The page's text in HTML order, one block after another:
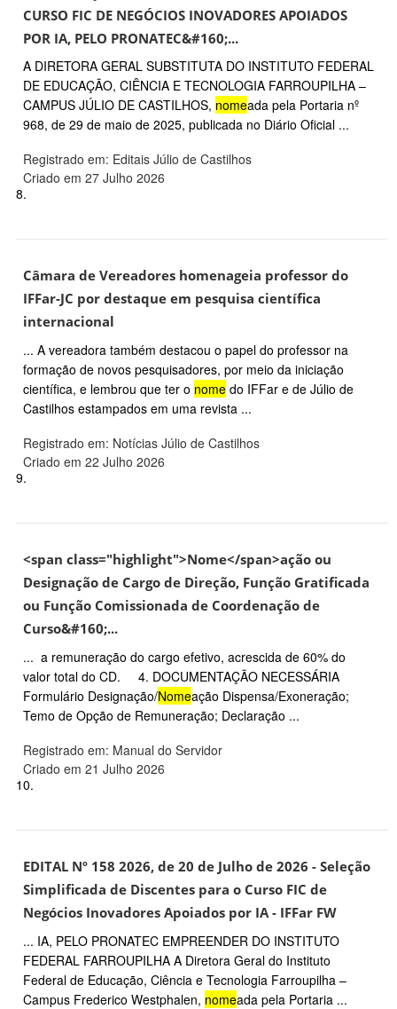
CURSO FIC DE NEGÓCIOS INOVADORES APOIADOS
POR IA, PELO PRONATEC&#160;...
A DIRETORA GERAL SUBSTITUTA DO INSTITUTO FEDERAL
DE EDUCAÇÃO, CIÊNCIA E TECNOLOGIA FARROUPILHA –
CAMPUS JÚLIO DE CASTILHOS, nomeada pela Portaria nº
968, de 29 de maio de 2025, publicada no Diário Oficial ...
Registrado em: Editais Júlio de Castilhos
Criado em 27 Julho 2026
8.
Câmara de Vereadores homenageia professor do
IFFar-JC por destaque em pesquisa científica
internacional
... A vereadora também destacou o papel do professor na
formação de novos pesquisadores, por meio da iniciação
científica, e lembrou que ter o nome do IFFar e de Júlio de
Castilhos estampados em uma revista ...
Registrado em: Notícias Júlio de Castilhos
Criado em 22 Julho 2026
9.
<span class="highlight">Nome</span>ação ou
Designação de Cargo de Direção, Função Gratificada
ou Função Comissionada de Coordenação de
Curso&#160;...
... a remuneração do cargo efetivo, acrescida de 60% do
valor total do CD. 4. DOCUMENTAÇÃO NECESSÁRIA
Formulário Designação/Nomeação Dispensa/Exoneração;
Temo de Opção de Remuneração; Declaração ...
Registrado em: Manual do Servidor
Criado em 21 Julho 2026
10.
EDITAL Nº 158 2026, de 20 de Julho de 2026 - Seleção
Simplificada de Discentes para o Curso FIC de
Negócios Inovadores Apoiados por IA - IFFar FW
... IA, PELO PRONATEC EMPREENDER DO INSTITUTO
FEDERAL FARROUPILHA A Diretora Geral do Instituto
Federal de Educação, Ciência e Tecnologia Farroupilha –
Campus Frederico Westphalen, nomeada pela Portaria ...